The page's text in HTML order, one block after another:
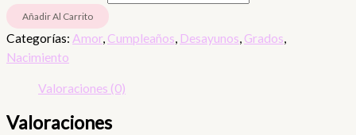
Añadir Al Carrito
Categorías: Amor, Cumpleaños, Desayunos, Grados,
Nacimiento
Valoraciones (0)
Valoraciones